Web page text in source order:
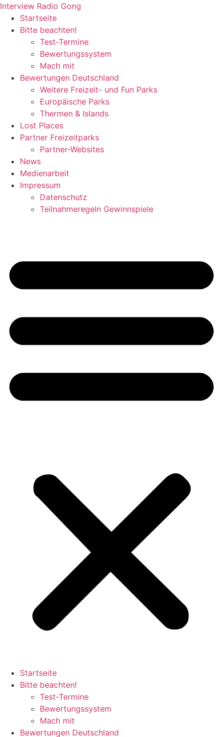
Zum
Inhalt
wechseln
Interview Radio Gong
Startseite
Bitte beachten!
Test-Termine
Bewertungssystem
Mach mit
Bewertungen Deutschland
Weitere Freizeit- und Fun Parks
Europäische Parks
Thermen & Islands
Lost Places
Partner Freizeitparks
Partner-Websites
News
Medienarbeit
Impressum
Datenschutz
Teilnahmeregeln Gewinnspiele
Startseite
Bitte beachten!
Test-Termine
Bewertungssystem
Mach mit
Bewertungen Deutschland